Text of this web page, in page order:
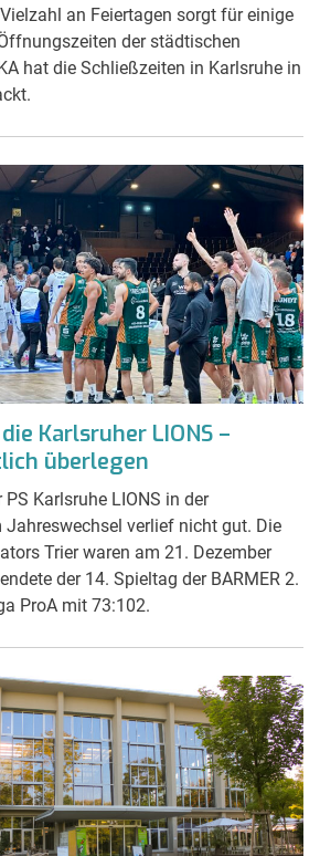
an Feiertagen sorgt für einige
der städtischen
hat die Schließzeiten in Karlsruhe in
Karlsruher LIONS –
überlegen
Karlsruhe LIONS in der
Jahreswechsel verlief nicht gut. Die
Trier waren am 21. Dezember
der 14. Spieltag der BARMER 2.
ProA mit 73:102.